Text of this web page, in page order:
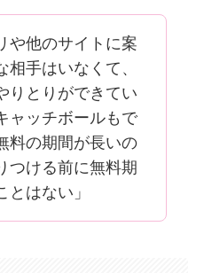
や他のサイトに案
相手はいなくて、
りとりができてい
ャッチボールもで
料の期間が長いの
つける前に無料期
とはない」